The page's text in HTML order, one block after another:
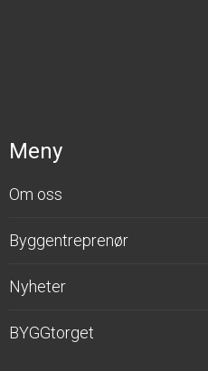
Meny
Om oss
Byggentreprenør
Nyheter
BYGGtorget